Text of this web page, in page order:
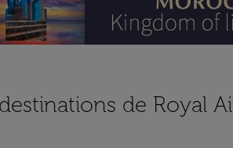
de Royal